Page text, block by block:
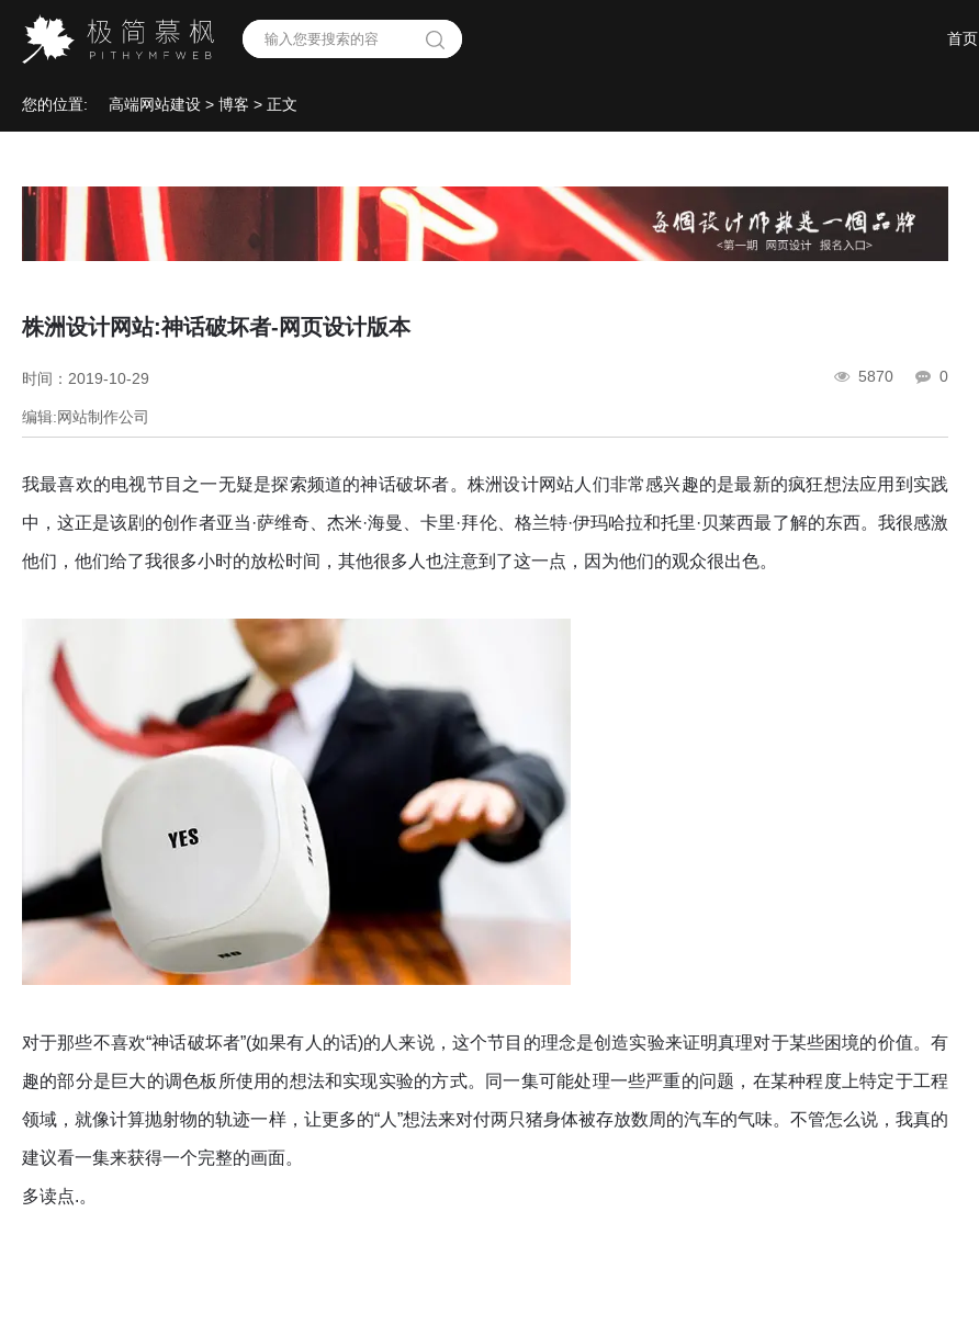
首页
您的位置: 高端网站建设 > 博客 > 正文
株洲设计网站:神话破坏者-网页设计版本
时间：2019-10-29
编辑:网站制作公司
5870 0
我最喜欢的电视节目之一无疑是探索频道的神话破坏者。株洲设计网站人们非常感兴趣的是最新的疯狂想法应用到实践
中，这正是该剧的创作者亚当·萨维奇、杰米·海曼、卡里·拜伦、格兰特·伊玛哈拉和托里·贝莱西最了解的东西。我很感激
他们，他们给了我很多小时的放松时间，其他很多人也注意到了这一点，因为他们的观众很出色。
对于那些不喜欢“神话破坏者”(如果有人的话)的人来说，这个节目的理念是创造实验来证明真理对于某些困境的价值。有
趣的部分是巨大的调色板所使用的想法和实现实验的方式。同一集可能处理一些严重的问题，在某种程度上特定于工程
领域，就像计算抛射物的轨迹一样，让更多的“人”想法来对付两只猪身体被存放数周的汽车的气味。不管怎么说，我真的
建议看一集来获得一个完整的画面。
多读点.。